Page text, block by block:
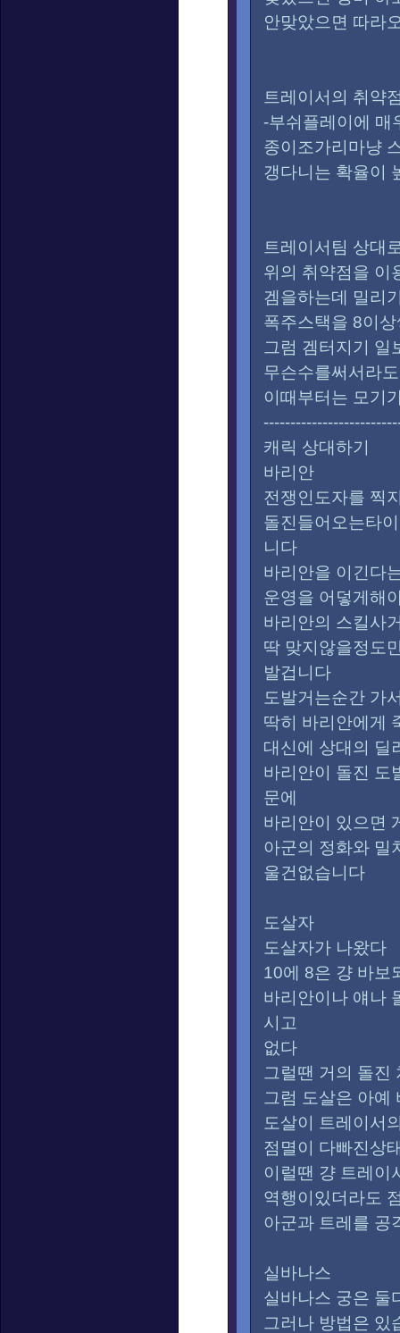
안맞았으면 따라
트레이서의 취약
-부쉬플레이에 매
종이조가리마냥
갱다니는 확율이
트레이서팀 상대
위의 취약점을 이
겜을하는데 밀리
폭주스택을 8이
그럼 겜터지기 일
무슨수를써서라
이때부터는 모기
캐릭 상대하기
바리안
전쟁인도자를 찍
돌진들어오는타
니다
바리안을 이긴다
운영을 어덯게해
바리안의 스킬사
딱 맞지않을정도
발겁니다
도발거는순간 가
딱히 바리안에게
대신에 상대의 딜
바리안이 돌진 도
문에
바리안이 있으면
아군의 정화와 밀
울건없습니다
도살자
도살자가 나왔다
10에 8은 걍 바보
바리안이나 얘나
시고
없다
그럴땐 거의 돌진
그럼 도살은 아예
도살이 트레이서
점멸이 다빠진상
이럴땐 걍 트레이
역행이있더라도
아군과 트레를 공
실바나스
실바나스 궁은 둘
그러나 방법은 있